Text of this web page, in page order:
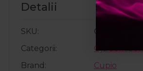
Detalii
SKU
C9130
Categorii
Oja
Brand
Cupio